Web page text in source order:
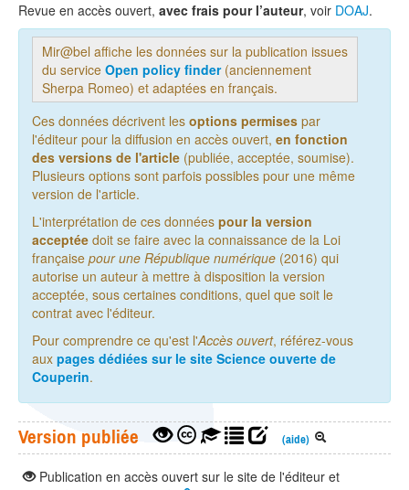
EN
ES
?
Revue en accès ouvert, avec frais pour l’auteur, voir DOAJ.
Mir@bel affiche les données sur la publication issues
du service Open policy finder(anciennement
Sherpa Romeo) et adaptées en français.
Ces données décrivent les options permises par
l'éditeur pour la diffusion en accès ouvert, en fonction
des versions de l'article (publiée, acceptée, soumise).
Plusieurs options sont parfois possibles pour une même
version de l'article.
L'interprétation de ces données pour la version
acceptée doit se faire avec la connaissance de la Loi
française pour une République numérique (2016) qui
autorise un auteur à mettre à disposition la version
acceptée, sous certaines conditions, quel que soit le
contrat avec l'éditeur.
Pour comprendre ce qu'est l'Accès ouvert, référez-vous
aux pages dédiées sur le site Science ouverte de
Couperin.
Version publiée (aide)
Publication en accès ouvert sur le site de l'éditeur et